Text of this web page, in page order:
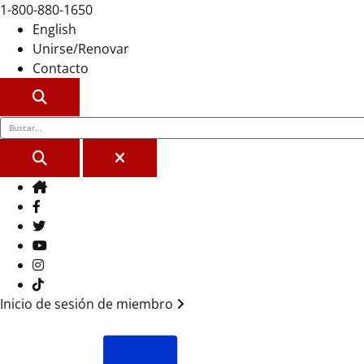
1-800-880-1650
English
Unirse/Renovar
Contacto
CERCA
Casa
Facebook
Gorjeo
YouTube
Instagram
Tik Tok
Inicio de sesión de miembro